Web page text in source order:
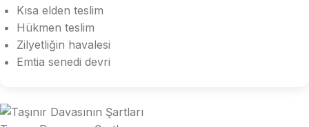
Kısa elden teslim
Hükmen teslim
Zilyetliğin havalesi
Emtia senedi devri